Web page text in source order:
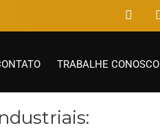
TRABALHE CONOSCO